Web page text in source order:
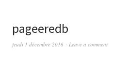
pageeredb
jeudi 1 décembre 2016 Leave a comment